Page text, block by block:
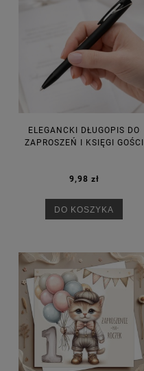
ELEGANCKI DŁUGOPIS DO
ZAPROSZEŃ I KSIĘGI GOŚCI
9,98 zł
DO KOSZYKA